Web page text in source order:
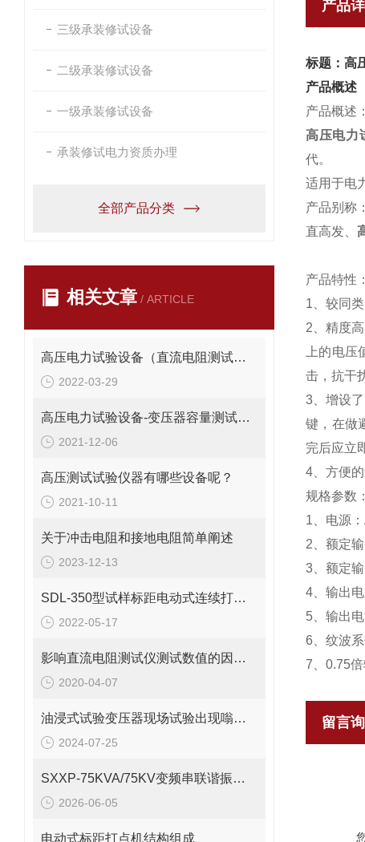
三级承装修试设备
二级承装修试设备
一级承装修试设备
承装修试电力资质办理
全部产品分类
相关文章 / ARTICLE
高压电力试验设备（直流电阻测试仪）操作手册
2022-03-29
高压电力试验设备-变压器容量测试仪使用方法
2021-12-06
高压测试试验仪器有哪些设备呢？
2021-10-11
关于冲击电阻和接地电阻简单阐述
2023-12-13
SDL-350型试样标距电动式连续打点机技术参数
2022-05-17
影响直流电阻测试仪测试数值的因素有哪些？
2020-04-07
油浸式试验变压器现场试验出现嗡嗡响的原因
2024-07-25
SXXP-75KVA/75KV变频串联谐振试验装置工作原理及组成
2026-06-05
电动式标距打点机结构组成
产品
标题：高
产品概述
产品概述：
高压电力
代。
适用于电
产品别称：
直高发、
产品特性：
1、较同
2、精度
上的电
击，抗干
3、增设
键，在做
完后应立
4、方便
规格参数：
1、电源
2、额定
3、额定
4、输出
5、输出
6、纹波系
7、0.75
留言